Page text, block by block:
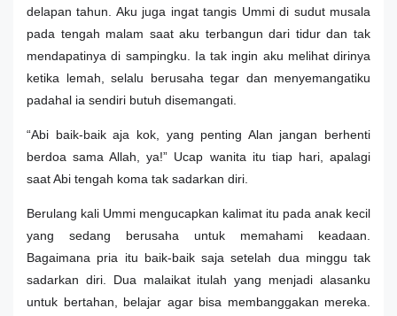
delapan tahun. Aku juga ingat tangis Ummi di sudut musala
pada tengah malam saat aku terbangun dari tidur dan tak
mendapatinya di sampingku. Ia tak ingin aku melihat dirinya
ketika lemah, selalu berusaha tegar dan menyemangatiku
padahal ia sendiri butuh disemangati.
“Abi baik-baik aja kok, yang penting Alan jangan berhenti
berdoa sama Allah, ya!” Ucap wanita itu tiap hari, apalagi
saat Abi tengah koma tak sadarkan diri.
Berulang kali Ummi mengucapkan kalimat itu pada anak kecil
yang sedang berusaha untuk memahami keadaan.
Bagaimana pria itu baik-baik saja setelah dua minggu tak
sadarkan diri. Dua malaikat itulah yang menjadi alasanku
untuk bertahan, belajar agar bisa membanggakan mereka.